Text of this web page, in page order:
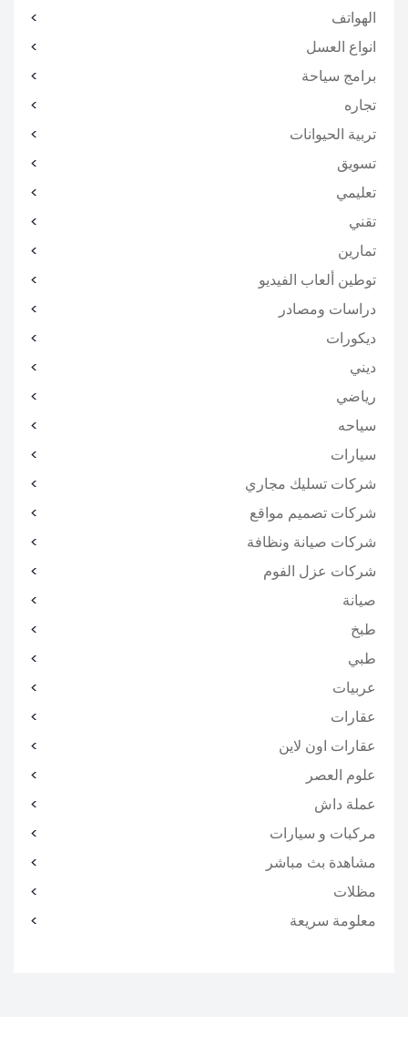
الهواتف
انواع العسل
برامج سياحة
تجاره
تربية الحيوانات
تسويق
تعليمي
تقني
تمارين
توطين ألعاب الفيديو
دراسات ومصادر
ديكورات
ديني
رياضي
سياحه
سيارات
شركات تسليك مجاري
شركات تصميم مواقع
شركات صيانة ونظافة
شركات عزل الفوم
صيانة
طبخ
طبي
عربيات
عقارات
عقارات اون لاين
علوم العصر
عملة داش
مركبات و سيارات
مشاهدة بث مباشر
مظلات
معلومة سريعة